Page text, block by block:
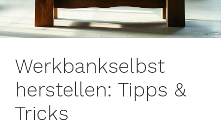
Werkbankselbst
herstellen: Tipps &
Tricks